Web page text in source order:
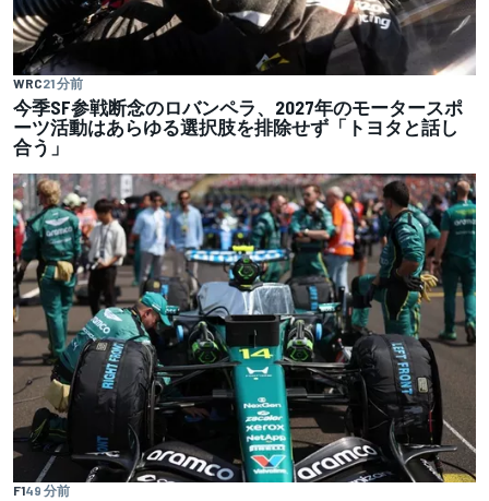
WRC21 分前
今季SF参戦断念のロバンペラ、2027年のモータースポ
ーツ活動はあらゆる選択肢を排除せず「トヨタと話し
合う」
F149 分前